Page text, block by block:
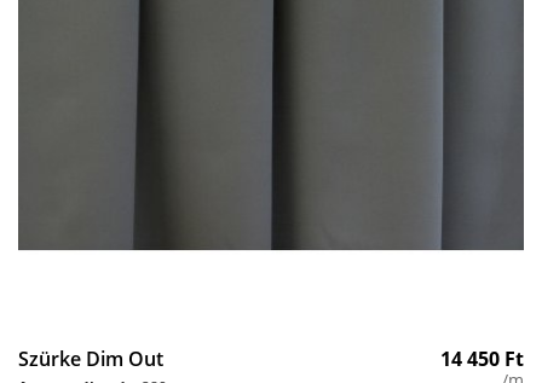
Szürke Dim Out 14 450 Ft